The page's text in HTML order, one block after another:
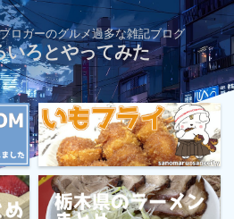
ロガーのグルメ過多な雑記ブログ
いろとやってみた